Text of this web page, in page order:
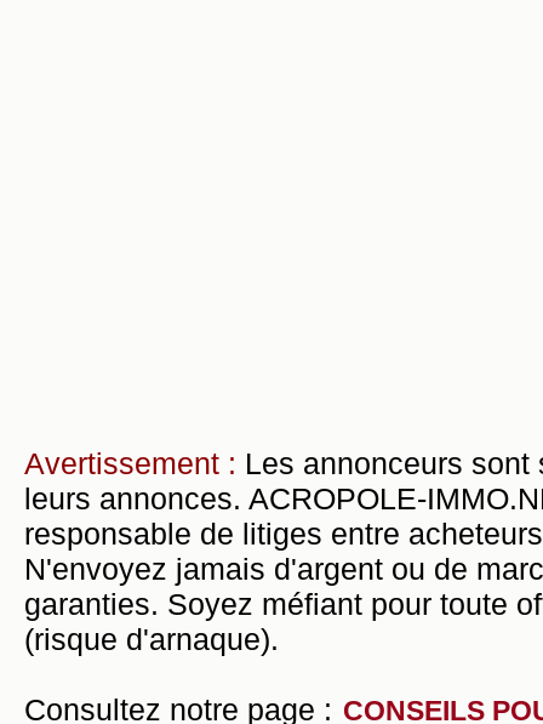
Avertissement : Les annonceurs
leurs annonces. ACROPOLE-
responsable de litiges entre
N'envoyez jamais d'argent ou de
garanties. Soyez méfiant pour toute
(risque d'arnaque).
Consultez notre page : CONSEILS